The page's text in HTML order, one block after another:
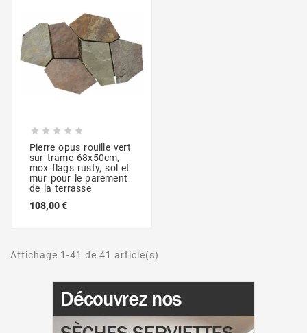
    
Pierre opus rouille vert
sur trame 68x50cm,
mox flags rusty, sol et
mur pour le parement
de la terrasse
108,00 €
Affichage 1-41 de 41 article(s)